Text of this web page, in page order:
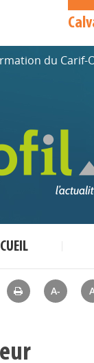
du Carif-
A-